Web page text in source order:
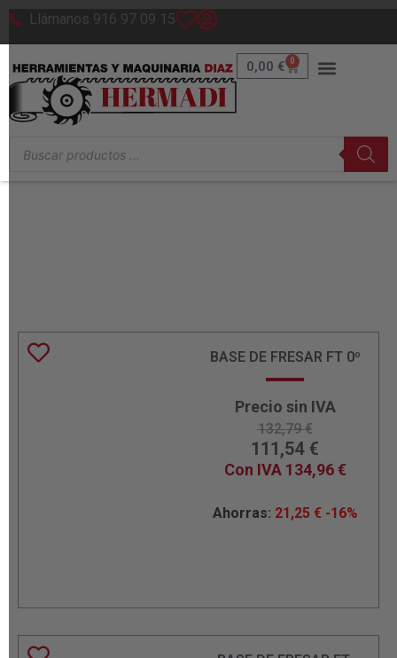
Llámanos 916 97 09 15
0,00 € 0
BASE DE FRESAR FT 0º
Precio sin IVA
132,79€
111,54 €
Con IVA 134,96€
Ahorras: 21,25 € -16%